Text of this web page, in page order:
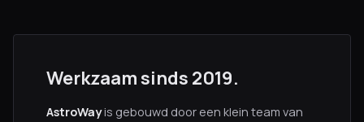
Werkzaam sinds 2019.
AstroWayis gebouwd door een klein team van